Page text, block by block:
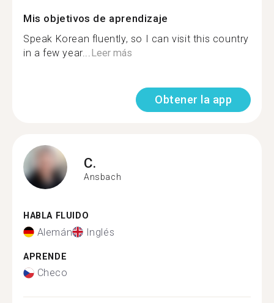
Mis objetivos de aprendizaje
Speak Korean fluently, so I can visit this country
in a few year...Leer más
Obtener la app
C.
Ansbach
HABLA FLUIDO
Alemán Inglés
APRENDE
Checo